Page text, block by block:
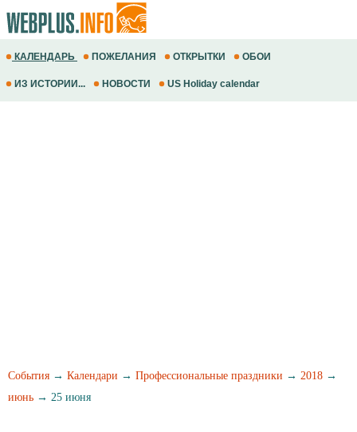
КАЛЕНДАРЬ ПОЖЕЛАНИЯ ОТКРЫТКИ ОБОИ
ИЗ ИСТОРИИ... НОВОСТИ US Holiday calendar
События → Календари → Профессиональные праздники → 2018 →
июнь → 25 июня